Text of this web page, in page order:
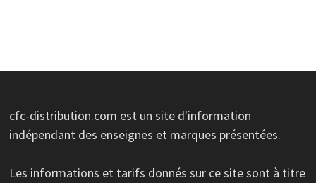
cfc-distribution.com est un site d'information
indépendant des enseignes et marques présentées.
Les informations et tarifs donnés sur ce site sont à titre